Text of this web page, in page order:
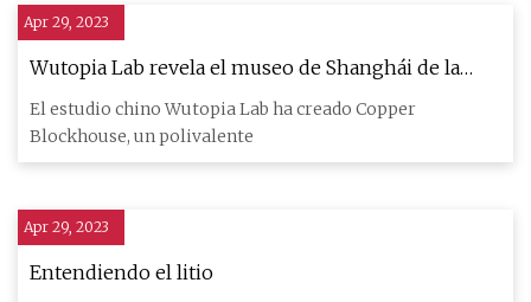
Apr 29, 2023
Wutopia Lab revela el museo de Shanghái de la
"ballena reluciente"
El estudio chino Wutopia Lab ha creado Copper
Blockhouse, un polivalente
Apr 29, 2023
Entendiendo el litio